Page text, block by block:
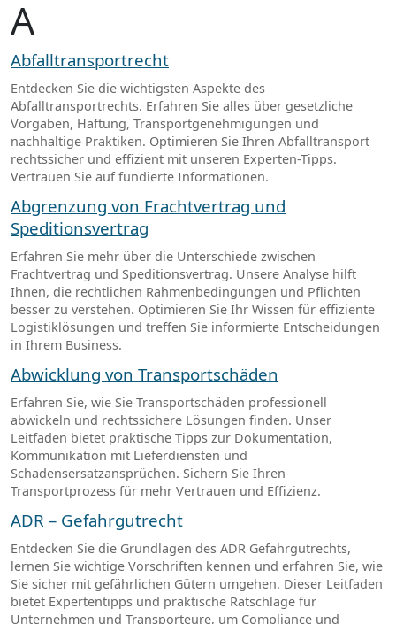
A
Abfalltransportrecht
Entdecken Sie die wichtigsten Aspekte des
Abfalltransportrechts. Erfahren Sie alles über gesetzliche
Vorgaben, Haftung, Transportgenehmigungen und
nachhaltige Praktiken. Optimieren Sie Ihren Abfalltransport
rechtssicher und effizient mit unseren Experten-Tipps.
Vertrauen Sie auf fundierte Informationen.
Abgrenzung von Frachtvertrag und
Speditionsvertrag
Erfahren Sie mehr über die Unterschiede zwischen
Frachtvertrag und Speditionsvertrag. Unsere Analyse hilft
Ihnen, die rechtlichen Rahmenbedingungen und Pflichten
besser zu verstehen. Optimieren Sie Ihr Wissen für effiziente
Logistiklösungen und treffen Sie informierte Entscheidungen
in Ihrem Business.
Abwicklung von Transportschäden
Erfahren Sie, wie Sie Transportschäden professionell
abwickeln und rechtssichere Lösungen finden. Unser
Leitfaden bietet praktische Tipps zur Dokumentation,
Kommunikation mit Lieferdiensten und
Schadensersatzansprüchen. Sichern Sie Ihren
Transportprozess für mehr Vertrauen und Effizienz.
ADR – Gefahrgutrecht
Entdecken Sie die Grundlagen des ADR Gefahrgutrechts,
lernen Sie wichtige Vorschriften kennen und erfahren Sie, wie
Sie sicher mit gefährlichen Gütern umgehen. Dieser Leitfaden
bietet Expertentipps und praktische Ratschläge für
Unternehmen und Transporteure, um Compliance und